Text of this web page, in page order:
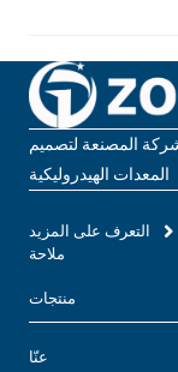
المصنعة لتصميم
المعدات الهيدروليكية
التعرف على المزيد
ملاحة
منتجات
عنّا